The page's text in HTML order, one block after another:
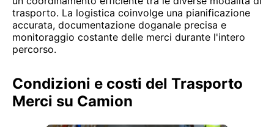
trasporto. La logistica coinvolge una pianificazione
accurata, documentazione doganale precisa e
monitoraggio costante delle merci durante l'intero
percorso.
Condizioni e costi del Trasporto
Merci su Camion